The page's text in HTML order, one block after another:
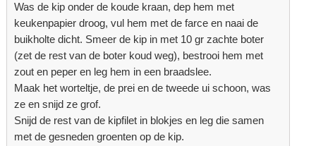
Was de kip onder de koude kraan, dep hem met
keukenpapier droog, vul hem met de farce en naai de
buikholte dicht. Smeer de kip in met 10 gr zachte boter
(zet de rest van de boter koud weg), bestrooi hem met
zout en peper en leg hem in een braadslee.
Maak het worteltje, de prei en de tweede ui schoon, was
ze en snijd ze grof.
Snijd de rest van de kipfilet in blokjes en leg die samen
met de gesneden groenten op de kip.